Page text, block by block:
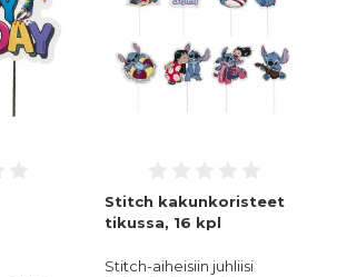
Stitch kakunkoristeet
tikussa, 16 kpl
Stitch-aiheisiin juhliisi